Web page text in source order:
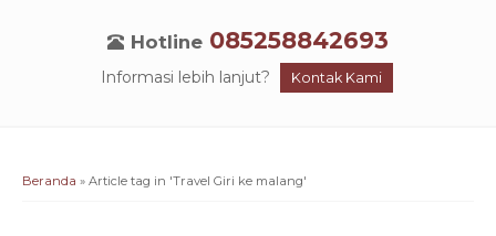
Hotline 085258842693
Informasi lebih lanjut? Kontak Kami
Beranda » Article tag in 'Travel Giri ke malang'